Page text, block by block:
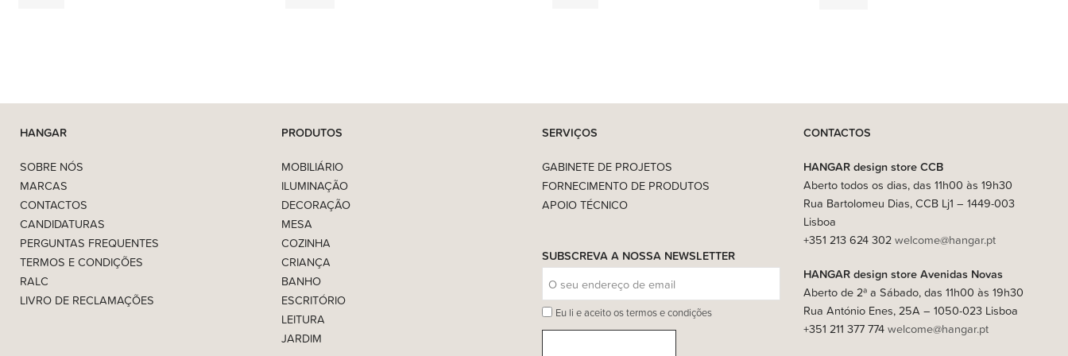
HANGAR
SOBRE NÓS
MARCAS
CONTACTOS
CANDIDATURAS
PERGUNTAS FREQUENTES
TERMOS E CONDIÇÕES
RALC
LIVRO DE RECLAMAÇÕES
PRODUTOS
MOBILIÁRIO
ILUMINAÇÃO
DECORAÇÃO
MESA
COZINHA
CRIANÇA
BANHO
ESCRITÓRIO
LEITURA
JARDIM
SERVIÇOS
GABINETE DE PROJETOS
FORNECIMENTO DE PRODUTOS
APOIO TÉCNICO
SUBSCREVA A NOSSA NEWSLETTER
Eu li e aceito os termos e condições
CONTACTOS
HANGAR design store CCB
Aberto todos os dias, das 11h00 às 19h30
Rua Bartolomeu Dias, CCB Lj1 – 1449-003
Lisboa
+351 213 624 302welcome@hangar.pt
HANGAR design store Avenidas Novas
Aberto de 2ª a Sábado, das 11h00 às 19h30
Rua António Enes, 25A – 1050-023 Lisboa
+351 211 377 774welcome@hangar.pt